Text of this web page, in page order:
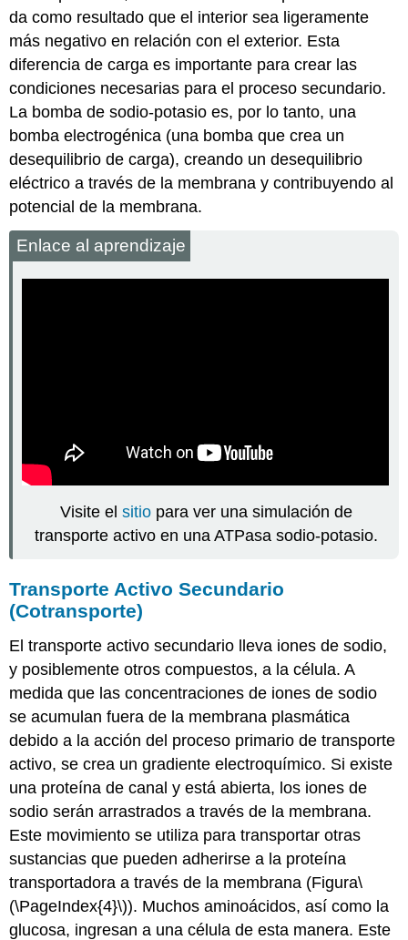
da como resultado que el interior sea ligeramente
más negativo en relación con el exterior. Esta
diferencia de carga es importante para crear las
condiciones necesarias para el proceso secundario.
La bomba de sodio-potasio es, por lo tanto, una
bomba electrogénica (una bomba que crea un
desequilibrio de carga), creando un desequilibrio
eléctrico a través de la membrana y contribuyendo al
potencial de la membrana.
Enlace al aprendizaje
Visite el sitiopara ver una simulación de
transporte activo en una ATPasa sodio-potasio.
Transporte Activo Secundario
(Cotransporte)
El transporte activo secundario lleva iones de sodio,
y posiblemente otros compuestos, a la célula. A
medida que las concentraciones de iones de sodio
se acumulan fuera de la membrana plasmática
debido a la acción del proceso primario de transporte
activo, se crea un gradiente electroquímico. Si existe
una proteína de canal y está abierta, los iones de
sodio serán arrastrados a través de la membrana.
Este movimiento se utiliza para transportar otras
sustancias que pueden adherirse a la proteína
transportadora a través de la membrana (Figura\
(\PageIndex{4}\)). Muchos aminoácidos, así como la
glucosa, ingresan a una célula de esta manera. Este